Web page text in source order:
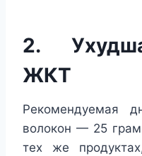
2.
ЖКТ
Рекомендуемая
волокон — 25
тех же